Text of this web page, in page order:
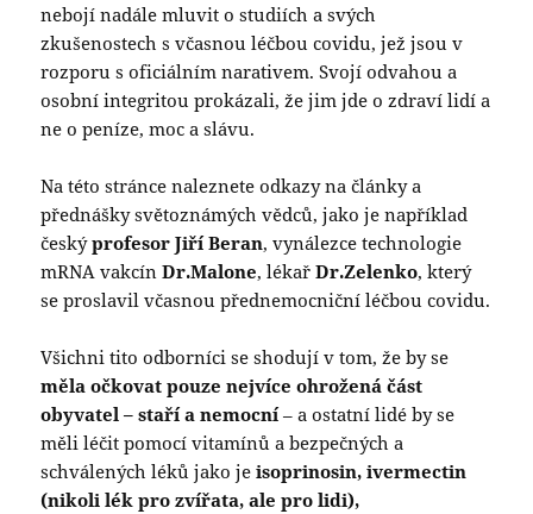
nebojí nadále mluvit o studiích a svých
zkušenostech s včasnou léčbou covidu, jež jsou v
rozporu s oficiálním narativem. Svojí odvahou a
osobní integritou prokázali, že jim jde o zdraví lidí a
ne o peníze, moc a slávu.
Na této stránce naleznete odkazy na články a
přednášky světoznámých vědců, jako je například
českýprofesor Jiří Beran, vynálezce technologie
mRNA vakcínDr.Malone, lékařDr.Zelenko, který
se proslavil včasnou přednemocniční léčbou covidu.
Všichni tito odborníci se shodují v tom, že by se
měla očkovat pouze nejvíce ohrožená část
obyvatel – staří a nemocní– a ostatní lidé by se
měli léčit pomocí vitamínů a bezpečných a
schválených léků jako jeisoprinosin, ivermectin
(nikoli lék pro zvířata, ale pro lidi),